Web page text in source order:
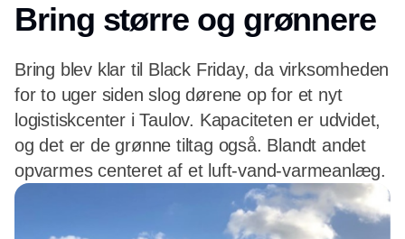
Bring større og grønnere
Bring blev klar til Black Friday, da virksomheden
for to uger siden slog dørene op for et nyt
logistiskcenter i Taulov. Kapaciteten er udvidet,
og det er de grønne tiltag også. Blandt andet
opvarmes centeret af et luft-vand-varmeanlæg.